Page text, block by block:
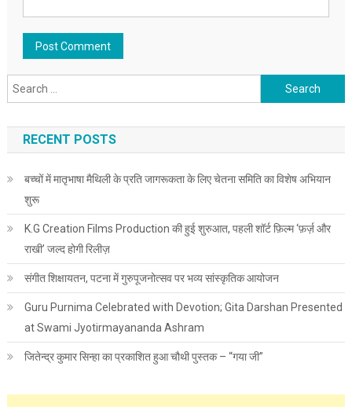
Search for:
RECENT POSTS
बच्चों में मातृभाषा मैथिली के प्रति जागरूकता के लिए चेतना समिति का विशेष अभियान
शुरू
K.G Creation Films Production की हुई शुरुआत, पहली शॉर्ट फ़िल्म ‘फ़र्ज़ और
राखी’ जल्द होगी रिलीज़
संगीत शिक्षायतन, पटना में गुरुपूजनोत्सव पर भव्य सांस्कृतिक आयोजन
Guru Purnima Celebrated with Devotion; Gita Darshan Presented
at Swami Jyotirmayananda Ashram
जितेन्द्र कुमार सिन्हा का प्रकाशित हुआ चौथी पुस्तक – “गया जी”